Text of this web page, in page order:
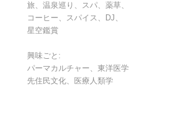
旅、温泉巡り、スパ、薬草、
コーヒー、スパイス、DJ、
星空鑑賞
興味ごと:
パーマカルチャー、東洋医学
先住民文化、医療人類学